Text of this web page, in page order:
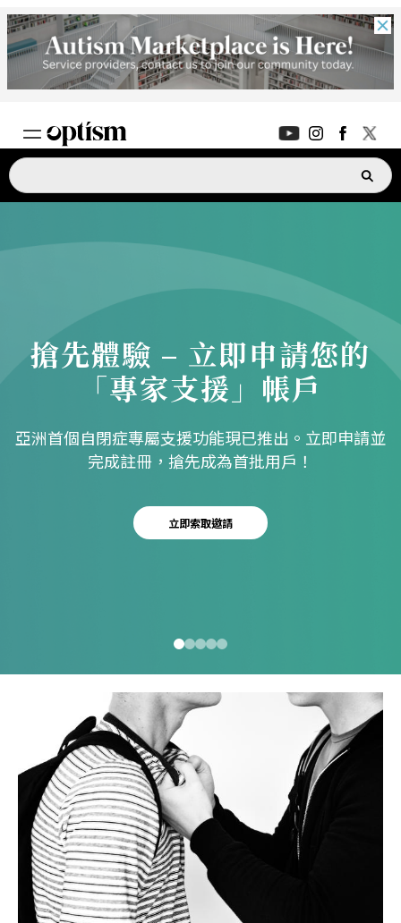
家長討論區 新功能
新功能
ASK OPTISM 升級版
Eng 繁體
© 2026 21 Concepts Ltd. 版權所有。
搶先體驗 – 立即申請您的
「專家支援」帳戶
亞洲首個自閉症專屬支援功能現已推出。立即申請並
完成註冊，搶先成為首批用戶！
立即索取邀請